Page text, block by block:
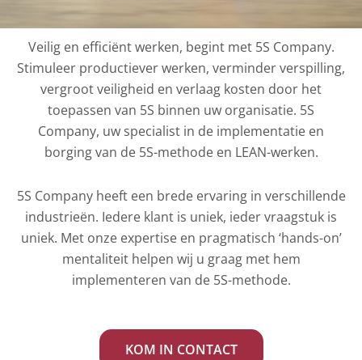
Veilig en efficiënt werken, begint met 5S Company.
Stimuleer productiever werken, verminder verspilling,
vergroot veiligheid en verlaag kosten door het
toepassen van 5S binnen uw organisatie. 5S
Company, uw specialist in de implementatie en
borging van de 5S-methode en LEAN-werken.
5S Company heeft een brede ervaring in verschillende
industrieën. Iedere klant is uniek, ieder vraagstuk is
uniek. Met onze expertise en pragmatisch ‘hands-on’
mentaliteit helpen wij u graag met hem
implementeren van de 5S-methode.
KOM IN CONTACT